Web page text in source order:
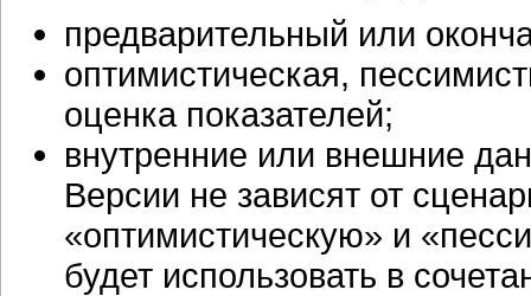
предварительный или
оптимистическая,
оценка показателей;
внутренние или внешние
Версии не зависят от
«оптимистическую» и
будет использовать в